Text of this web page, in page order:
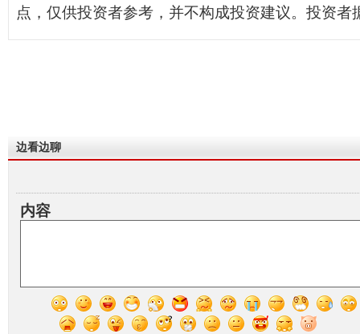
点，仅供投资者参考，并不构成投资建议。投资者
边看边聊
内容